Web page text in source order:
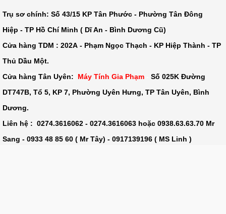
Trụ sơ chính: Số 43/15 KP Tân Phước - Phường Tân Đông
Hiệp - TP Hồ Chí Minh ( Dĩ An - Bình Dương Cũ)
Cửa hàng TDM : 202A - Phạm Ngọc Thạch - KP Hiệp Thành - TP
Thủ Dầu Một.
Cửa hàng Tân Uyên:
Máy Tính Gia Phạm
Số 025K Đường
DT747B, Tổ 5, KP 7, Phường Uyên Hưng, TP Tân Uyên, Bình
Dương.
Liên hệ : 0274.3616062 - 0274.3616063 hoặc 0938.63.63.70 Mr
Sang - 0933 48 85 60 ( Mr Tây) - 0917139196 ( MS Linh )